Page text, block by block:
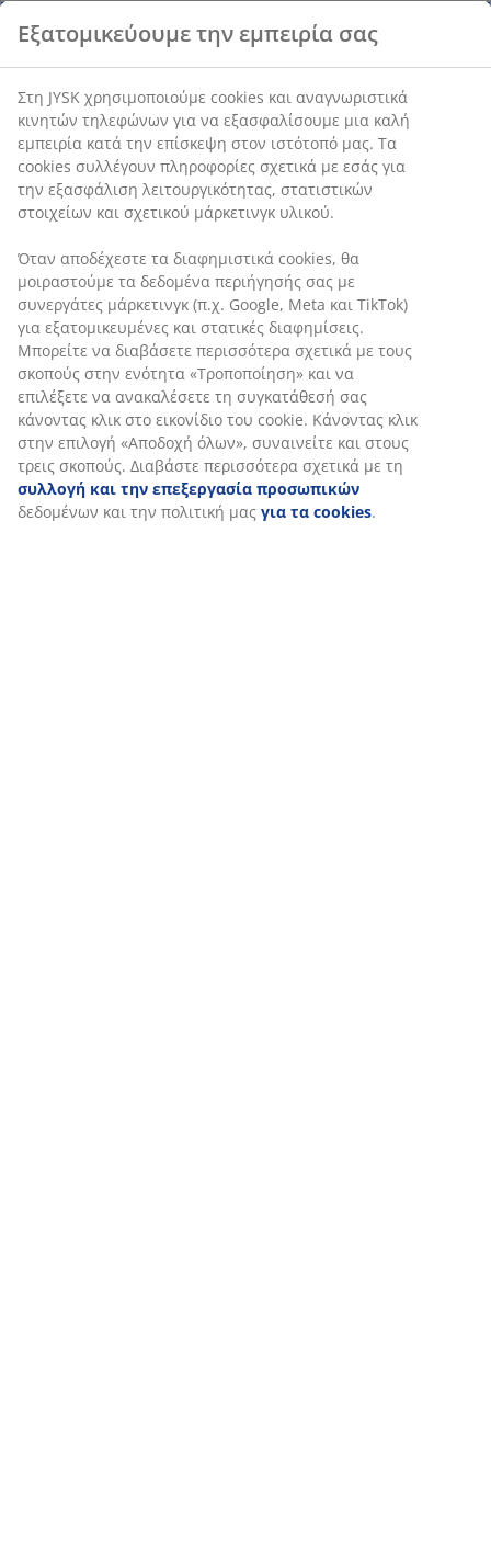
Εξατομικεύουμε την εμπειρία σας
Στη JYSK χρησιμοποιούμε cookies και αναγνωριστικά
κινητών τηλεφώνων για να εξασφαλίσουμε μια καλή
εμπειρία κατά την επίσκεψη στον ιστότοπό μας. Τα
cookies συλλέγουν πληροφορίες σχετικά με εσάς για
την εξασφάλιση λειτουργικότητας, στατιστικών
στοιχείων και σχετικού μάρκετινγκ υλικού.
Όταν αποδέχεστε τα διαφημιστικά cookies, θα
μοιραστούμε τα δεδομένα περιήγησής σας με
συνεργάτες μάρκετινγκ (π.χ. Google, Meta και TikTok)
για εξατομικευμένες και στατικές διαφημίσεις.
Μπορείτε να διαβάσετε περισσότερα σχετικά με τους
σκοπούς στην ενότητα «Τροποποίηση» και να
επιλέξετε να ανακαλέσετε τη συγκατάθεσή σας
κάνοντας κλικ στο εικονίδιο του cookie. Κάνοντας κλικ
στην επιλογή «Αποδοχή όλων», συναινείτε και στους
τρεις σκοπούς. Διαβάστε περισσότερα σχετικά με τη
συλλογή και την επεξεργασία προσωπικών
δεδομένων και την πολιτική μας για τα cookies.